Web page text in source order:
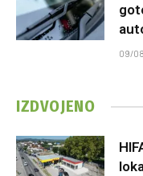
09/
IZDVOJENO